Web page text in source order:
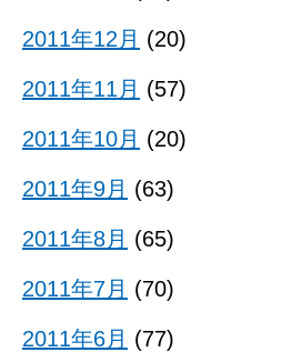
2011年12月 (20)
2011年11月 (57)
2011年10月 (20)
2011年9月 (63)
2011年8月 (65)
2011年7月 (70)
2011年6月 (77)